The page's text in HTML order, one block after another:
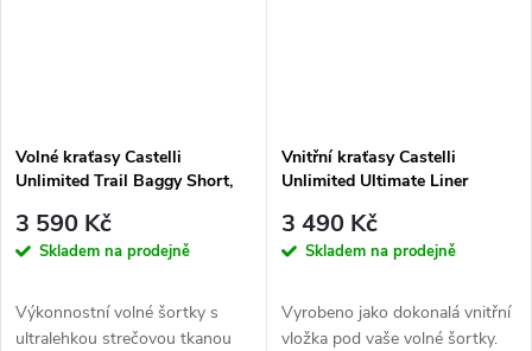
Volné kraťasy Castelli
Unlimited Trail Baggy Short,
3 590 Kč
Skladem na prodejně
Výkonnostní volné šortky s
ultralehkou strečovou tkanou
Vnitřní kraťasy Castelli
Unlimited Ultimate Liner
3 490 Kč
Skladem na prodejně
Vyrobeno jako dokonalá vnitřní
vložka pod vaše volné šortky.